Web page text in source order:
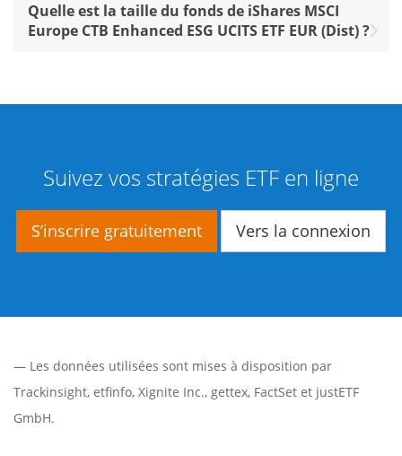
Quelle est la taille du fonds de iShares MSCI
Europe CTB Enhanced ESG UCITS ETF EUR (Dist) ?
Suivez vos stratégies ETF en ligne
S’inscrire gratuitement Vers la connexion
— Les données utilisées sont mises à disposition par
Trackinsight, etfinfo, Xignite Inc., gettex, FactSet et justETF
GmbH.